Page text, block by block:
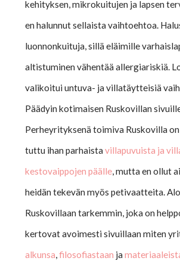
kehityksen, mikrokuitujen ja lapsen
en halunnut sellaista vaihtoehtoa.
luonnonkuituja, sillä eläimille
altistuminen vähentää allergiariskiä.
valikoitui untuva- ja villatäytteisiä
Päädyin kotimaisen Ruskovillan
Perheyrityksenä toimiva Ruskovilla
tuttu ihan parhaistavillapuvuista ja
kestovaippojen päälle, mutta en ollut
heidän tekevän myös petivaatteita.
Ruskovillaan tarkemmin, joka on
kertovat avoimesti sivuillaan miten
alkunsa,filosofiastaan ja